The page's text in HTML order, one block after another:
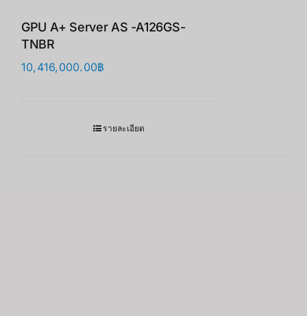
GPU A+ Server AS -A126GS-
TNBR
10,416,000.00฿
รายละเอียด